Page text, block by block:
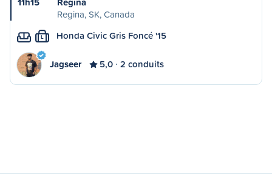
Regina, SK, Canada
L Honda Civic Gris Foncé '15
Jagseer 5,0 2 conduits